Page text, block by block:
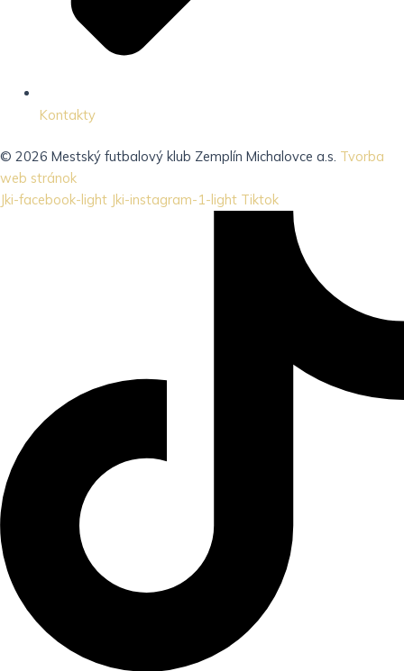
Kontakty
© 2026 Mestský futbalový klub Zemplín Michalovce a.s. Tvorba
web stránok
Jki-facebook-light Jki-instagram-1-light Tiktok